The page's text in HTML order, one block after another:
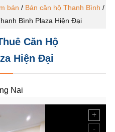
bán / Bán căn hộ Thanh Bình /
Bình Plaza Hiện Đại
Căn Hộ
Hiện Đại
Nai